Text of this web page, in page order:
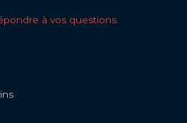
à vos questions.